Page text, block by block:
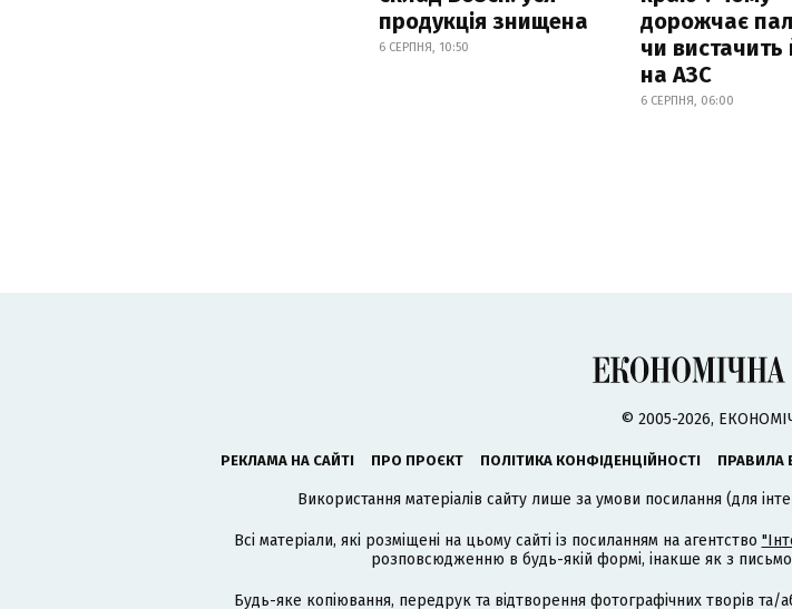
продукція знищена
6 СЕРПНЯ, 10:50
дорожчає
чи вистачить
на АЗС
6 СЕРПНЯ, 06:00
© 2005-2026,
РЕКЛАМА НА САЙТІ ПРО ПРОЄКТ ПОЛІТИКА КОНФІДЕНЦІЙНОСТІ ПРАВИЛА
Використання матеріалів сайту лише за умови посилання (для
Всі матеріали, які розміщені на цьому сайті із посиланням на агентство
розповсюдженню в будь-якій формі, інакше як з
Будь-яке копіювання, передрук та відтворення фотографічних творів